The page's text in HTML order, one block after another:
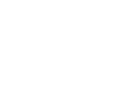
/ 43 in, Couleur: Rose bonbon, Taille: L